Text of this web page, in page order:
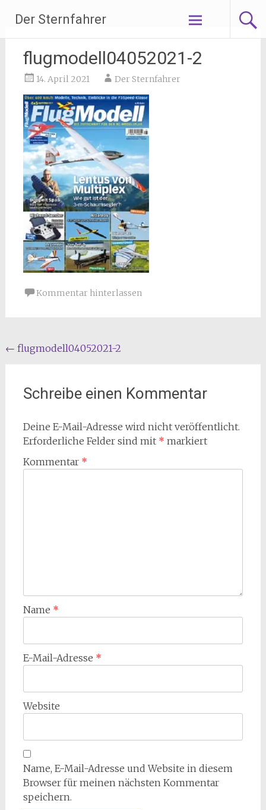
Inhalt
springen
Der Sternfahrer
flugmodell04052021-2
14. April 2021 Der Sternfahrer
Kommentar hinterlassen
Beitragsnavigation
← flugmodell04052021-2
Schreibe einen Kommentar
Deine E-Mail-Adresse wird nicht veröffentlicht.
Erforderliche Felder sind mit * markiert
Kommentar *
Name *
E-Mail-Adresse *
Website
Name, E-Mail-Adresse und Website in diesem
Browser für meinen nächsten Kommentar
speichern.